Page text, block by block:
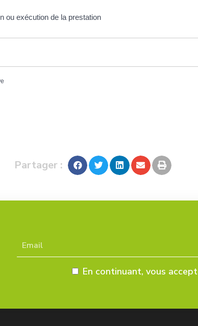
ou exécution de la prestation
Partager :
En continuant, vous